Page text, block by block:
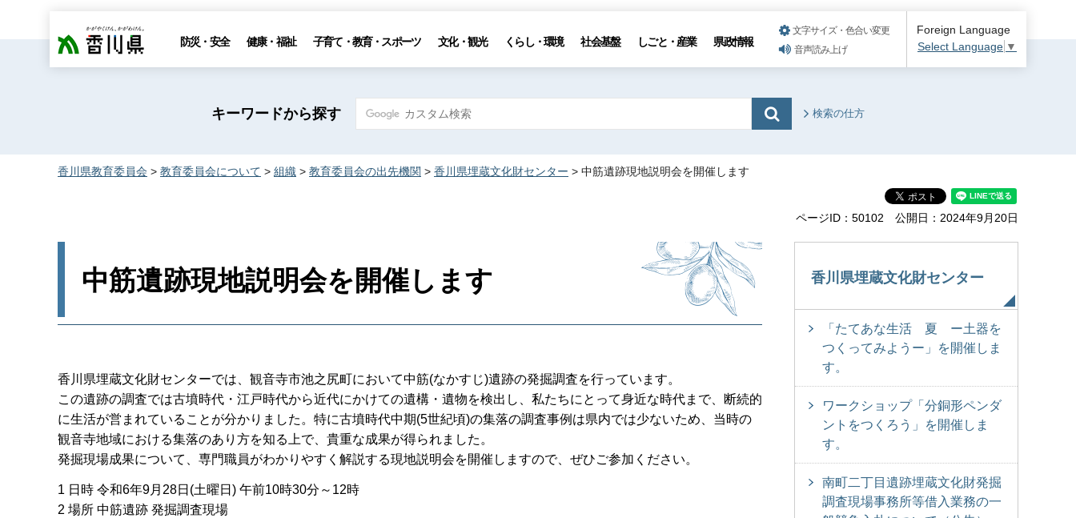
香川県 防災・安全 健康・福祉 子育て・教育・スポーツ 文化・観光 くらし・環境 社会基盤 しごと・産業 県政情報
文字サイズ・色合い変更
音声読み上げ
Foreign Language
Select Language ▼
キーワードから探す 検索の仕方
香川県教育委員会 > 教育委員会について > 組織 > 教育委員会の出先機関 > 香川県埋蔵文化財センター > 中筋遺跡現地説明会を開催します
ページID：50102 公開日：2024年9月20日
中筋遺跡現地説明会を開催します
香川県埋蔵文化財センターでは、観音寺市池之尻町において中筋(なかすじ)遺跡の発掘調査を行っています。
この遺跡の調査では古墳時代・江戸時代から近代にかけての遺構・遺物を検出し、私たちにとって身近な時代まで、断続的
に生活が営まれていることが分かりました。特に古墳時代中期(5世紀頃)の集落の調査事例は県内では少ないため、当時の
観音寺地域における集落のあり方を知る上で、貴重な成果が得られました。
発掘現場成果について、専門職員がわかりやすく解説する現地説明会を開催しますので、ぜひご参加ください。
1 日時 令和6年9月28日(土曜日) 午前10時30分～12時
2 場所 中筋遺跡 発掘調査現場
香川県埋蔵文化財センター
「たてあな生活 夏 ー土器を
つくってみようー」を開催しま
す。
ワークショップ「分銅形ペンダ
ントをつくろう」を開催しま
す。
南町二丁目遺跡埋蔵文化財発掘
調査現場事務所等借入業務の一